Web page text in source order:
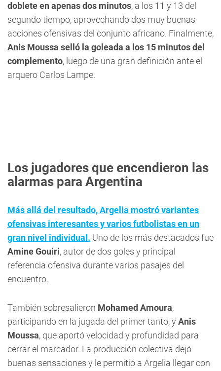
doblete en apenas dos minutos, a los 11 y 13 del
segundo tiempo, aprovechando dos muy buenas
acciones ofensivas del conjunto africano. Finalmente,
Anis Moussa selló la goleada a los 15 minutos del
complemento, luego de una gran definición ante el
arquero Carlos Lampe.
Los jugadores que encendieron las
alarmas para Argentina
Más allá del resultado, Argelia mostró variantes
ofensivas interesantes y varios futbolistas en un
gran nivel individual. Uno de los más destacados fue
Amine Gouiri, autor de dos goles y principal
referencia ofensiva durante varios pasajes del
encuentro.
También sobresalieron Mohamed Amoura,
participando en la jugada del primer tanto, y Anis
Moussa, que aportó velocidad y profundidad para
cerrar el marcador. La producción colectiva dejó
buenas sensaciones y le permitió a Argelia llegar con